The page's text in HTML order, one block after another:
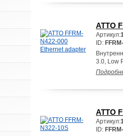
ATTO
Артикул:
ID:
3.0, Low
ATTO
Артикул:
ID: